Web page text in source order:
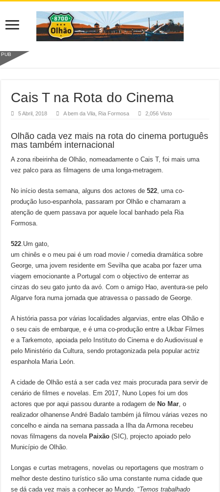
PUB
Cais T na Rota do Cinema
5 Abril, 2018 A bem da Vila Ria Formosa 2,056 Visto
Olhão cada vez mais na rota do cinema português
mas também internacional
A zona ribeirinha de Olhão, nomeadamente o Cais T, foi mais uma
vez palco para as filmagens de uma longa-metragem.
No início desta semana, alguns dos actores de522, uma co-
produção luso-espanhola, passaram por Olhão e chamaram a
atenção de quem passava por aquele local banhado pela Ria
Formosa.
522.Um gato,
um chinês e o meu pai é um road movie / comedia dramática sobre
George, uma jovem residente em Sevilha que acaba por fazer uma
viagem emocionante a Portugal com o objectivo de enterrar as
cinzas do seu gato junto da avó. Com o amigo Hao, aventura-se pelo
Algarve fora numa jornada que atravessa o passado de George.
A história passa por várias localidades algarvias, entre elas Olhão e
o seu cais de embarque, e é uma co-produção entre a Ukbar Filmes
e a Tarkemoto, apoiada pelo Instituto do Cinema e do Audiovisual e
pelo Ministério da Cultura, sendo protagonizada pela popular actriz
espanhola Maria León.
A cidade de Olhão está a ser cada vez mais procurada para servir de
cenário de filmes e novelas. Em 2017, Nuno Lopes foi um dos
actores que por aqui passou durante a rodagem de No Mar, o
realizador olhanense André Badalo também já filmou várias vezes no
concelho e ainda na semana passada a Ilha da Armona recebeu
novas filmagens da novela Paixão (SIC), projecto apoiado pelo
Município de Olhão.
Longas e curtas metragens, novelas ou reportagens que mostram o
melhor deste destino turístico são uma constante numa cidade que
se dá cada vez mais a conhecer ao Mundo. “Temos trabalhado